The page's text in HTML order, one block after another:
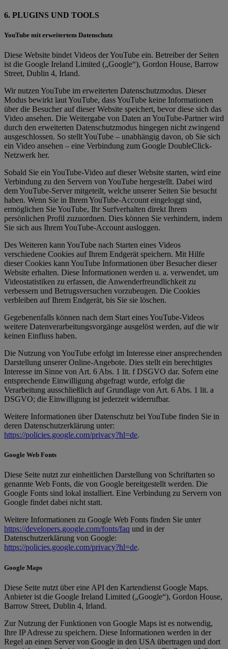
6. PLUGINS UND TOOLS
YouTube mit erweitertem Datenschutz
Diese Website bindet Videos der YouTube ein. Betreiber der Seiten
ist die Google Ireland Limited („Google“), Gordon House, Barrow
Street, Dublin 4, Irland.
Wir nutzen YouTube im erweiterten Datenschutzmodus. Dieser
Modus bewirkt laut YouTube, dass YouTube keine Informationen
über die Besucher auf dieser Website speichert, bevor diese sich das
Video ansehen. Die Weitergabe von Daten an YouTube-Partner wird
durch den erweiterten Datenschutzmodus hingegen nicht zwingend
ausgeschlossen. So stellt YouTube – unabhängig davon, ob Sie sich
ein Video ansehen – eine Verbindung zum Google DoubleClick-
Netzwerk her.
Sobald Sie ein YouTube-Video auf dieser Website starten, wird eine
Verbindung zu den Servern von YouTube hergestellt. Dabei wird
dem YouTube-Server mitgeteilt, welche unserer Seiten Sie besucht
haben. Wenn Sie in Ihrem YouTube-Account eingeloggt sind,
ermöglichen Sie YouTube, Ihr Surfverhalten direkt Ihrem
persönlichen Profil zuzuordnen. Dies können Sie verhindern, indem
Sie sich aus Ihrem YouTube-Account ausloggen.
Des Weiteren kann YouTube nach Starten eines Videos
verschiedene Cookies auf Ihrem Endgerät speichern. Mit Hilfe
dieser Cookies kann YouTube Informationen über Besucher dieser
Website erhalten. Diese Informationen werden u. a. verwendet, um
Videostatistiken zu erfassen, die Anwenderfreundlichkeit zu
verbessern und Betrugsversuchen vorzubeugen. Die Cookies
verbleiben auf Ihrem Endgerät, bis Sie sie löschen.
Gegebenenfalls können nach dem Start eines YouTube-Videos
weitere Datenverarbeitungsvorgänge ausgelöst werden, auf die wir
keinen Einfluss haben.
Die Nutzung von YouTube erfolgt im Interesse einer ansprechenden
Darstellung unserer Online-Angebote. Dies stellt ein berechtigtes
Interesse im Sinne von Art. 6 Abs. 1 lit. f DSGVO dar. Sofern eine
entsprechende Einwilligung abgefragt wurde, erfolgt die
Verarbeitung ausschließlich auf Grundlage von Art. 6 Abs. 1 lit. a
DSGVO; die Einwilligung ist jederzeit widerrufbar.
Weitere Informationen über Datenschutz bei YouTube finden Sie in
deren Datenschutzerklärung unter:
https://policies.google.com/privacy?hl=de.
Google Web Fonts
Diese Seite nutzt zur einheitlichen Darstellung von Schriftarten so
genannte Web Fonts, die von Google bereitgestellt werden. Die
Google Fonts sind lokal installiert. Eine Verbindung zu Servern von
Google findet dabei nicht statt.
Weitere Informationen zu Google Web Fonts finden Sie unter
https://developers.google.com/fonts/faq und in der
Datenschutzerklärung von Google:
https://policies.google.com/privacy?hl=de.
Google Maps
Diese Seite nutzt über eine API den Kartendienst Google Maps.
Anbieter ist die Google Ireland Limited („Google“), Gordon House,
Barrow Street, Dublin 4, Irland.
Zur Nutzung der Funktionen von Google Maps ist es notwendig,
Ihre IP Adresse zu speichern. Diese Informationen werden in der
Regel an einen Server von Google in den USA übertragen und dort